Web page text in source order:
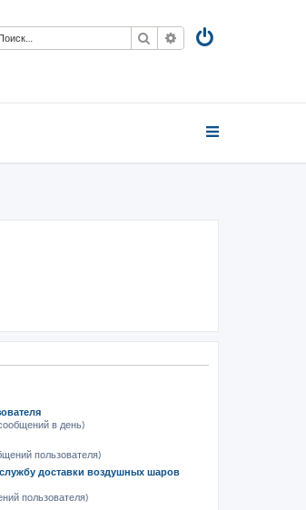
Поиск Расширенный поиск
в день)
пользователя)
доставки воздушных шаров
пользователя)